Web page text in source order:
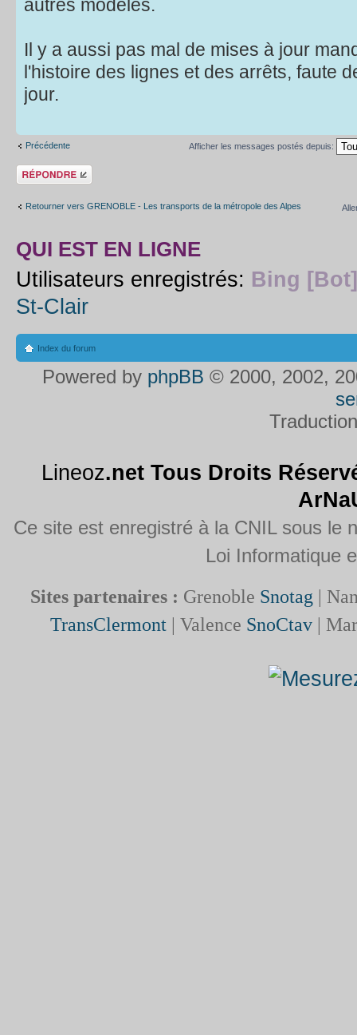
autres modèles.
Il y a aussi pas mal de mises à jour
l'histoire des lignes et des arrêts, faute
jour.
Précédente Afficher les messages postés depuis:
Répondre
Retourner vers GRENOBLE - Les transports de la métropole des Alpes
QUI EST EN LIGNE
Utilisateurs enregistrés: Bing [Bot]
St-Clair
Index du forum
Powered by phpBB © 2000, 2002,
Lineoz.net Tous Droits
Ce site est enregistré à la CNIL sous le
Loi Informatique
Sites partenaires : Grenoble Snotag|
TransClermont| Valence SnoCtav|